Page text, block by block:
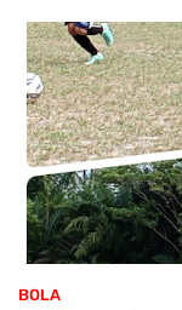
BOLA